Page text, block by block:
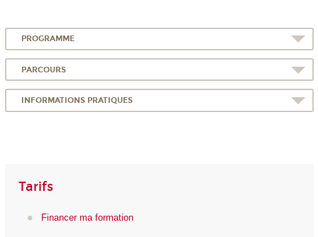
PROGRAMME
PARCOURS
INFORMATIONS PRATIQUES
Tarifs
Financer ma formation